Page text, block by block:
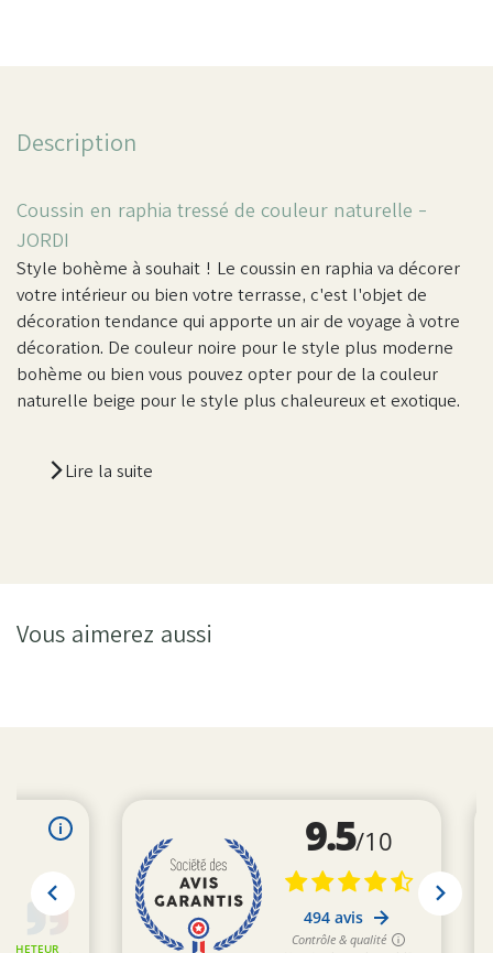
Description
Coussin en raphia tressé de couleur naturelle -
JORDI
Style bohème à souhait ! Le coussin en raphia va décorer
votre intérieur ou bien votre terrasse, c'est l'objet de
décoration tendance qui apporte un air de voyage à votre
décoration. De couleur noire pour le style plus moderne
bohème ou bien vous pouvez opter pour de la couleur
naturelle beige pour le style plus chaleureux et exotique.
Lire la suite
Vous aimerez aussi